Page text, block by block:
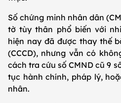
Số chứng minh nhân dân
tờ tùy thân phổ biến với
hiện nay đã được thay thế
(CCCD), nhưng vẫn có
cách tra cứu số CMND cũ 9
tục hành chính, pháp lý,
nhân.